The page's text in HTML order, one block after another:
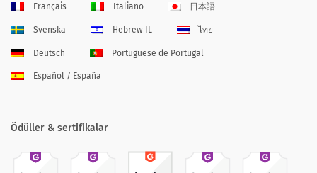
Français Italiano 日本語
Svenska Hebrew IL ไทย
Deutsch Portuguese de Portugal
Español / España
Ödüller & sertifikalar